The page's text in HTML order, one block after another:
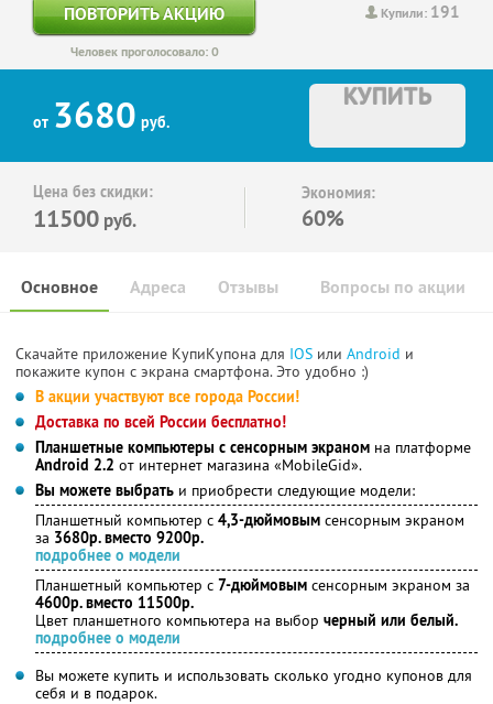
Купили: 191
ПОВТОРИТЬ АКЦИЮ
Человек проголосовало: 0
от 3680 руб.
КУПИТЬ
Цена без скидки:
11500 руб.
Экономия:
60%
Основное Отзывы Вопросы по акции
Адреса
Скачайте приложение КупиКупона для IOS или Android и
покажите купон с экрана смартфона. Это удобно :)
В акции участвуют все города России!
Доставка по всей России бесплатно!
Планшетные компьютеры с сенсорным экраном на платформе
Android 2.2 от интернет магазина «MobileGid».
Вы можете выбрать и приобрести следующие модели:
Планшетный компьютер с 4,3-дюймовым сенсорным экраном
за 3680р. вместо 9200р.
подробнее о модели
Планшетный компьютер с 7-дюймовым сенсорным экраном за
4600р. вместо 11500р.
Цвет планшетного компьютера на выбор черный или белый.
подробнее о модели
Вы можете купить и использовать сколько угодно купонов для
себя и в подарок.